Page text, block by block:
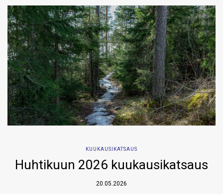
KUUKAUSIKATSAUS
Huhtikuun 2026 kuukausikatsaus
20.05.2026